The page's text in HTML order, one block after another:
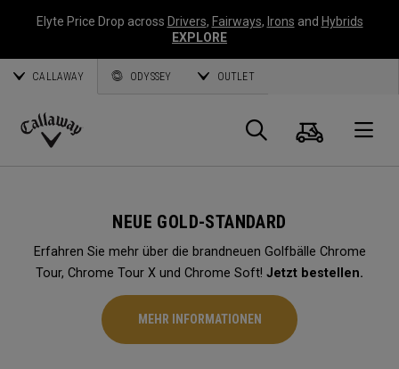
Elyte Price Drop across Drivers, Fairways, Irons and Hybrids
EXPLORE
CALLAWAY ODYSSEY OUTLET
Callaway
Suche
NEUE GOLD-STANDARD
Erfahren Sie mehr über die brandneuen Golfbälle Chrome
Tour, Chrome Tour X und Chrome Soft! Jetzt bestellen.
MEHR INFORMATIONEN